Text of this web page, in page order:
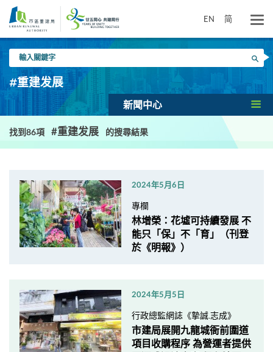
要
EN 简
入
關
鍵
搜尋
#重建发展
新聞中心
找到86項 #重建发展 的搜尋結果
2024年5月6日
專欄
林增榮：花墟可持續發展 不
能只「保」不「育」（刊登
於《明報》）
2024年5月5日
行政總監網誌《摯誠.志成》
市建局展開九龍城衙前圍道
項目收購程序 為營運者提供